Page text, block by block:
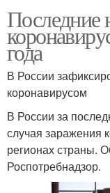
Последние
года
В России
коронавирусом
В России за
случая заражения
регионах страны.
Роспотребнадзор.